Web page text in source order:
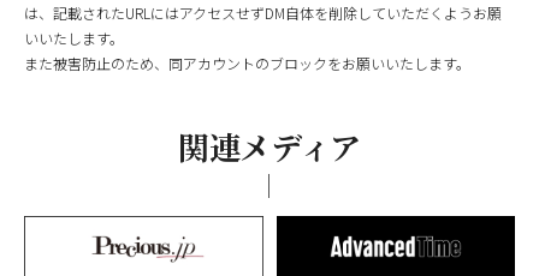
は、記載されたURLにはアクセスせずDM自体を削除していただくようお願
いいたします。
また被害防止のため、同アカウントのブロックをお願いいたします。
関連メディア